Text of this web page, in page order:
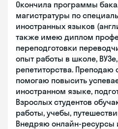
Окончила программы
магистратуры по
иностранных языков
также имею диплом
переподготовки
опыт работы в школе,
репетиторства. Преподаю
помогаю повысить
иностранном языке,
Взрослых студентов
работы, учебы,
Внедряю онлайн-ресурсы